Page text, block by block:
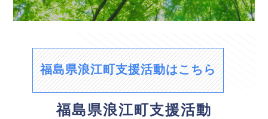
福島県浪江町支援活動はこちら
福島県浪江町支援活動